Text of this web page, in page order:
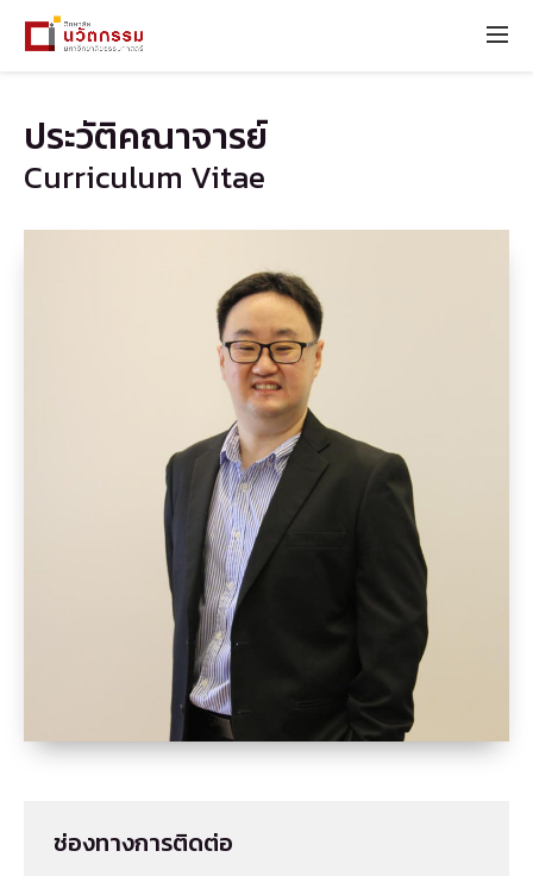
ประวัติคณาจารย์
Curriculum Vitae
ช่องทางการติดต่อ